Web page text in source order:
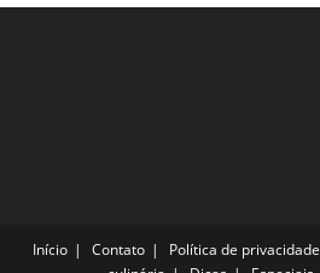
A
Início Contato Política de privacidade